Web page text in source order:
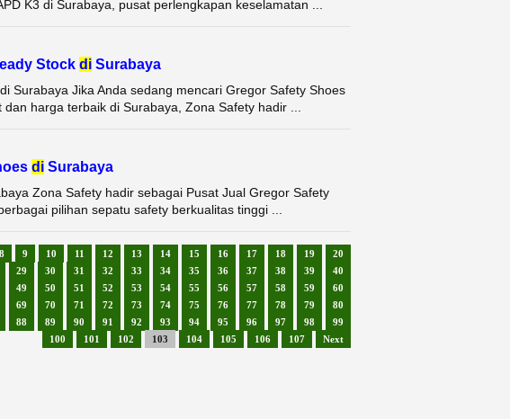
K3 di Surabaya, pusat perlengkapan keselamatan ...
Stock diSurabaya
Surabaya Jika Anda sedang mencari Gregor Safety Shoes
harga terbaik di Surabaya, Zona Safety hadir ...
diSurabaya
Zona Safety hadir sebagai Pusat Jual Gregor Safety
pilihan sepatu safety berkualitas tinggi ...
8 9 10 11 12 13 14 15 16 17 18 19
20
29 30 31 32 33 34 35 36 37 38 39
40
49 50 51 52 53 54 55 56 57 58 59
60
69 70 71 72 73 74 75 76 77 78 79
80
88 89 90 91 92 93 94 95 96 97 98
99
100
101 102 103 104 105 106 107 Next